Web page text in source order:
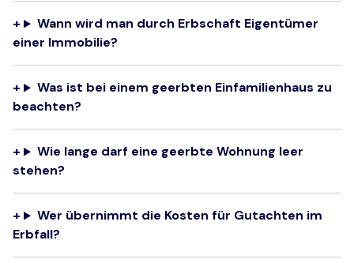
Wann wird man durch Erbschaft Eigentümer
einer Immobilie?
Was ist bei einem geerbten Einfamilienhaus zu
beachten?
Wie lange darf eine geerbte Wohnung leer
stehen?
Wer übernimmt die Kosten für Gutachten im
Erbfall?